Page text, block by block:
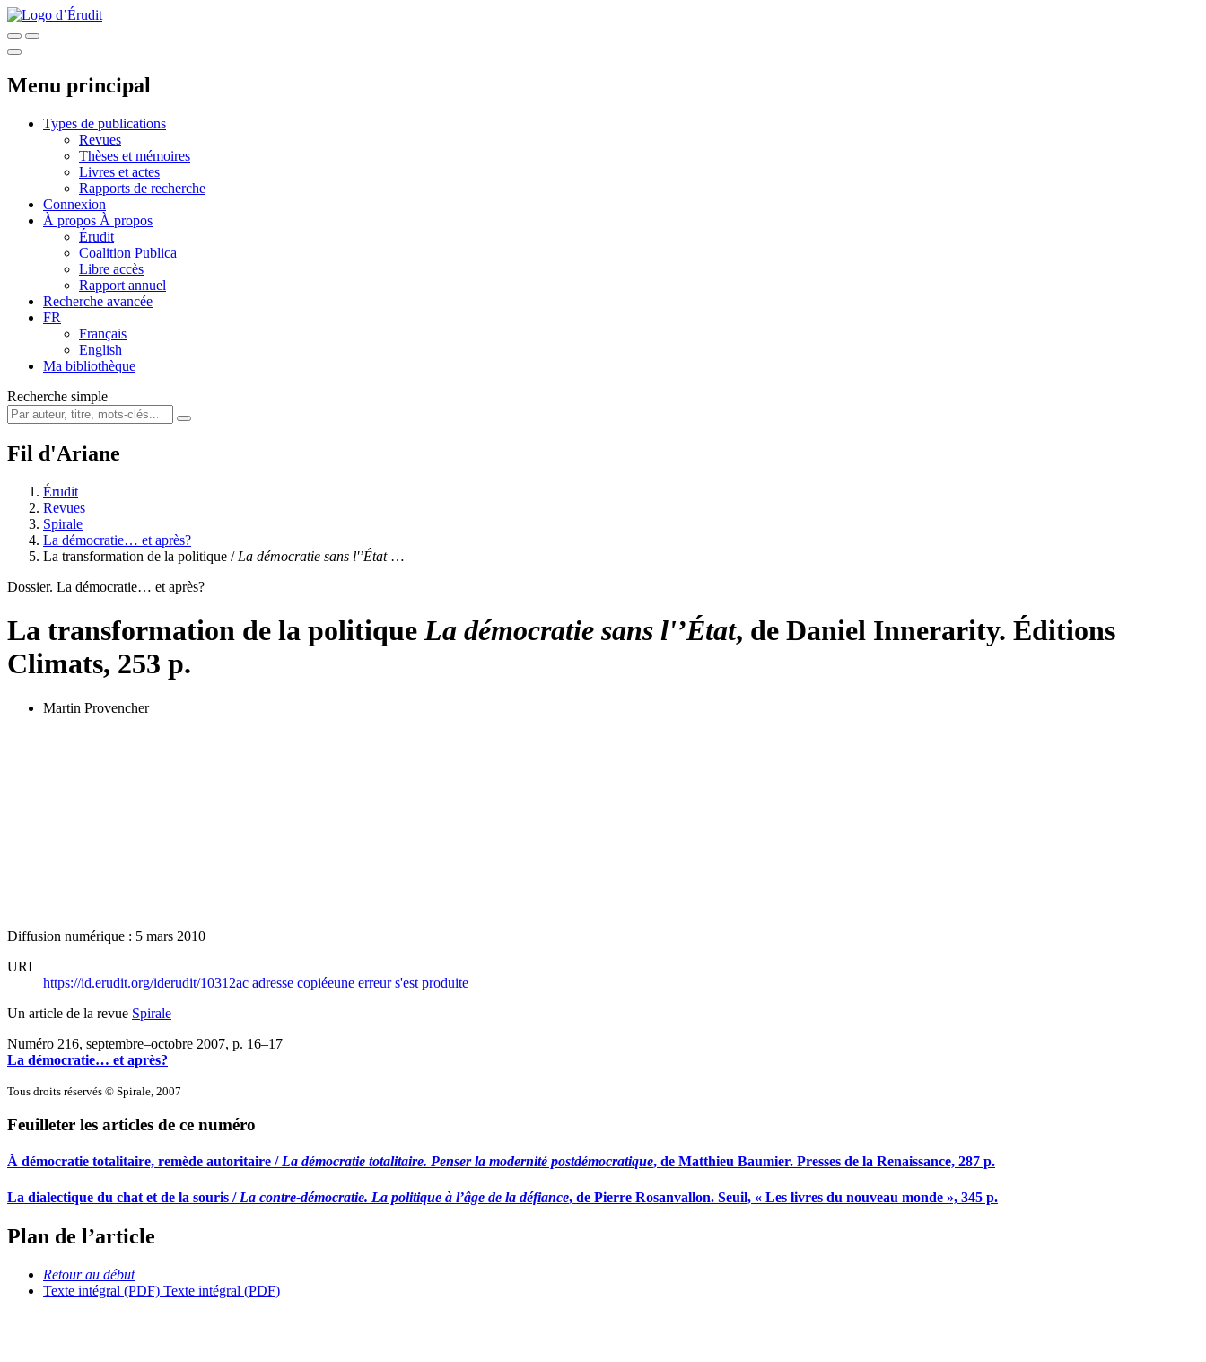
Menu principal
Types de publications
Revues
Thèses et mémoires
Livres et actes
Rapports de recherche
Connexion
À propos À propos
Érudit
Coalition Publica
Libre accès
Rapport annuel
Recherche avancée
FR
Français
English
Ma bibliothèque
Recherche simple
Fil d'Ariane
Érudit
Revues
Spirale
La démocratie… et après?
La transformation de la politique / La démocratie sans l'’État…
Dossier. La démocratie… et après?
La transformation de la politique La démocratie sans l'’État, de Daniel Innerarity. Éditions
Climats, 253 p.
Martin Provencher
Diffusion numérique : 5 mars 2010
URI
https://id.erudit.org/iderudit/10312ac adresse copiéeune erreur s'est produite
Un article de la revue Spirale
Numéro 216, septembre–octobre 2007, p. 16–17
La démocratie… et après?
Tous droits réservés © Spirale, 2007
Feuilleter les articles de ce numéro
À démocratie totalitaire, remède autoritaire /La démocratie totalitaire. Penser la modernité postdémocratique, de Matthieu Baumier. Presses de la Renaissance, 287 p.
La dialectique du chat et de la souris / La contre-démocratie. La politique à l’âge de la défiance, de Pierre Rosanvallon. Seuil, « Les livres du nouveau monde », 345 p.
Plan de l’article
Retour au début
Texte intégral (PDF) Texte intégral (PDF)